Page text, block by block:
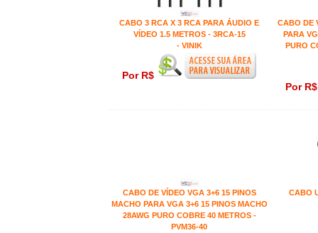
CABO 3 RCA X 3 RCA PARA ÁUDIO E
VÍDEO 1.5 METROS - 3RCA-15
- VINIK
Por R$
CABO DE
PARA
PURO
Por
CABO DE VÍDEO VGA 3+6 15 PINOS
MACHO PARA VGA 3+6 15 PINOS MACHO
28AWG PURO COBRE 40 METROS -
PVM36-40
CABO